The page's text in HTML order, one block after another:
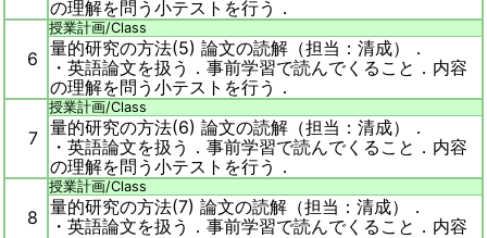
の理解を問う小テストを行う．
6
授業計画/Class
量的研究の方法(5) 論文の読解（担当：清成）．
・英語論文を扱う．事前学習で読んでくること．内容
の理解を問う小テストを行う．
7
授業計画/Class
量的研究の方法(6) 論文の読解（担当：清成）．
・英語論文を扱う．事前学習で読んでくること．内容
の理解を問う小テストを行う．
8
授業計画/Class
量的研究の方法(7) 論文の読解（担当：清成）．
・英語論文を扱う．事前学習で読んでくること．内容